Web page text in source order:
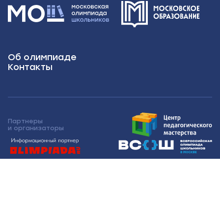
Об олимпиаде
Контакты
Партнеры
и организаторы